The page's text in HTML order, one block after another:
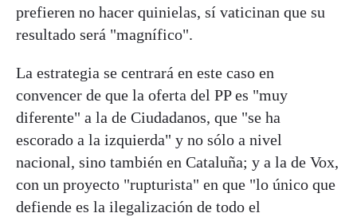
prefieren no hacer quinielas, sí vaticinan que su
resultado será "magnífico".
La estrategia se centrará en este caso en
convencer de que la oferta del PP es "muy
diferente" a la de Ciudadanos, que "se ha
escorado a la izquierda" y no sólo a nivel
nacional, sino también en Cataluña; y a la de Vox,
con un proyecto "rupturista" en que "lo único que
defiende es la ilegalización de todo el